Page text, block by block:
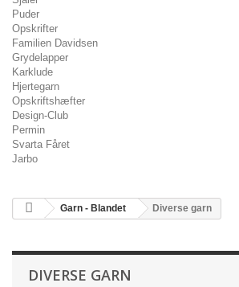
Puder
Opskrifter
Familien Davidsen
Grydelapper
Karklude
Hjertegarn
Opskriftshæfter
Design-Club
Permin
Svarta Fåret
Jarbo
Garn - Blandet Diverse garn
DIVERSE GARN